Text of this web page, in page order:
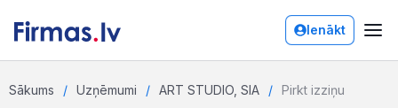
Ienākt
Sākums Uzņēmumi ART STUDIO, SIA Pirkt izziņu